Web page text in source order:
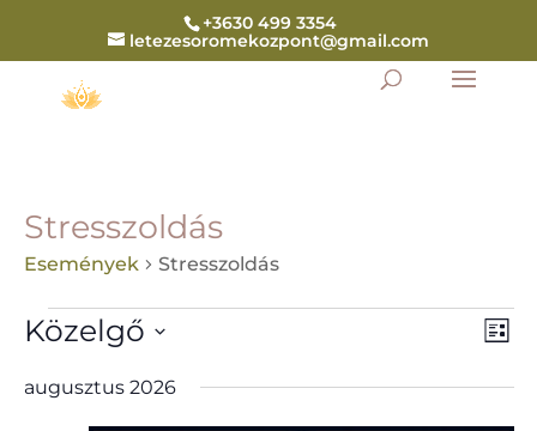
+3630 499 3354
letezesoromekozpont@gmail.com
Stresszoldás
Események Stresszoldás
Események
Lista
Közelgő
kiválasztása.
augusztus 2026